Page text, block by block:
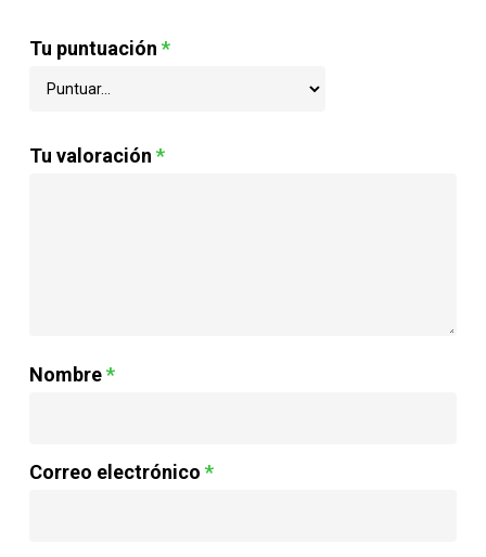
Tu puntuación *
Tu valoración *
Nombre*
Correo electrónico *